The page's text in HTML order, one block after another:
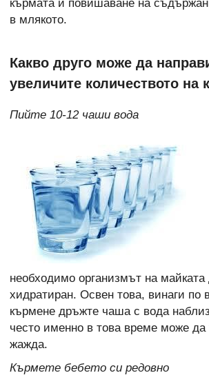
кърмата и повишаване на
в млякото.
Какво друго може да
увеличите количеството на
Пийте 10-12 чаши вода
необходимо организмът на
хидратиран. Освен това, винаги по
кърмене дръжте чаша с вода
често именно в това време може да
жажда.
Кърмете бебето си редовно